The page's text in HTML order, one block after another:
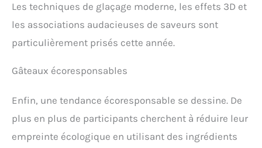
Les techniques de glaçage moderne, les effets 3D et
les associations audacieuses de saveurs sont
particulièrement prisés cette année.
Gâteaux écoresponsables
Enfin, une tendance écoresponsable se dessine. De
plus en plus de participants cherchent à réduire leur
empreinte écologique en utilisant des ingrédients